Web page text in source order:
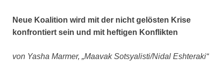
Neue Koalition wird mit der nicht gelösten Krise
konfrontiert sein und mit heftigen Konflikten
von Yasha Marmer, „Maavak Sotsyalisti/Nidal Eshteraki“